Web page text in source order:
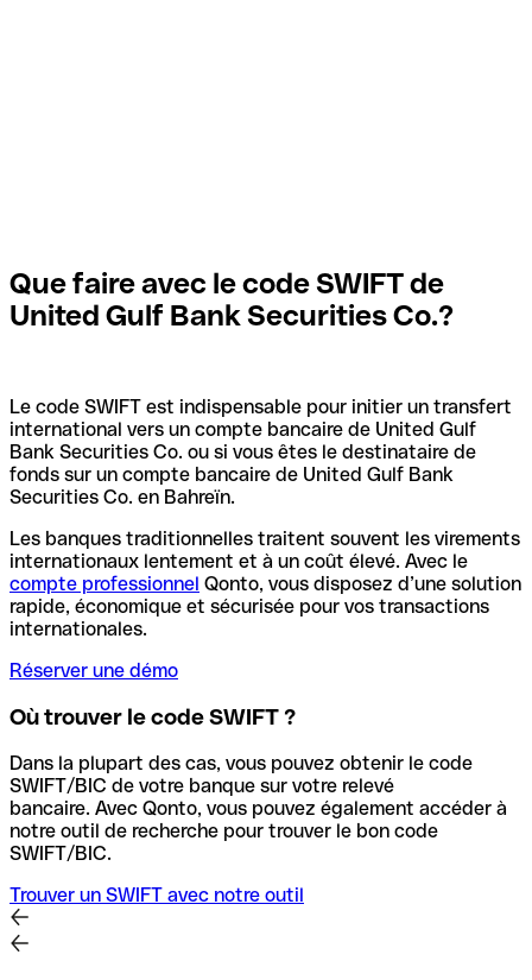
Que faire avec le code SWIFT de
United Gulf Bank Securities Co.?
Le code SWIFT est indispensable pour initier un transfert
international vers un compte bancaire de United Gulf
Bank Securities Co. ou si vous êtes le destinataire de
fonds sur un compte bancaire de United Gulf Bank
Securities Co. en Bahreïn.
Les banques traditionnelles traitent souvent les virements
internationaux lentement et à un coût élevé. Avec le
compte professionnel Qonto, vous disposez d’une solution
rapide, économique et sécurisée pour vos transactions
internationales.
Réserver une démo
Où trouver le code SWIFT ?
Dans la plupart des cas, vous pouvez obtenir le code
SWIFT/BIC de votre banque sur votre relevé
bancaire. Avec Qonto, vous pouvez également accéder à
notre outil de recherche pour trouver le bon code
SWIFT/BIC.
Trouver un SWIFT avec notre outil